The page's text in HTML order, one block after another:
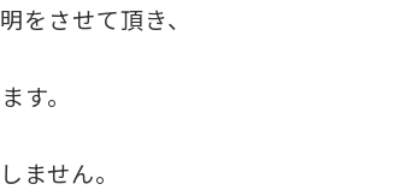
をさせて頂き、
す。
ません。